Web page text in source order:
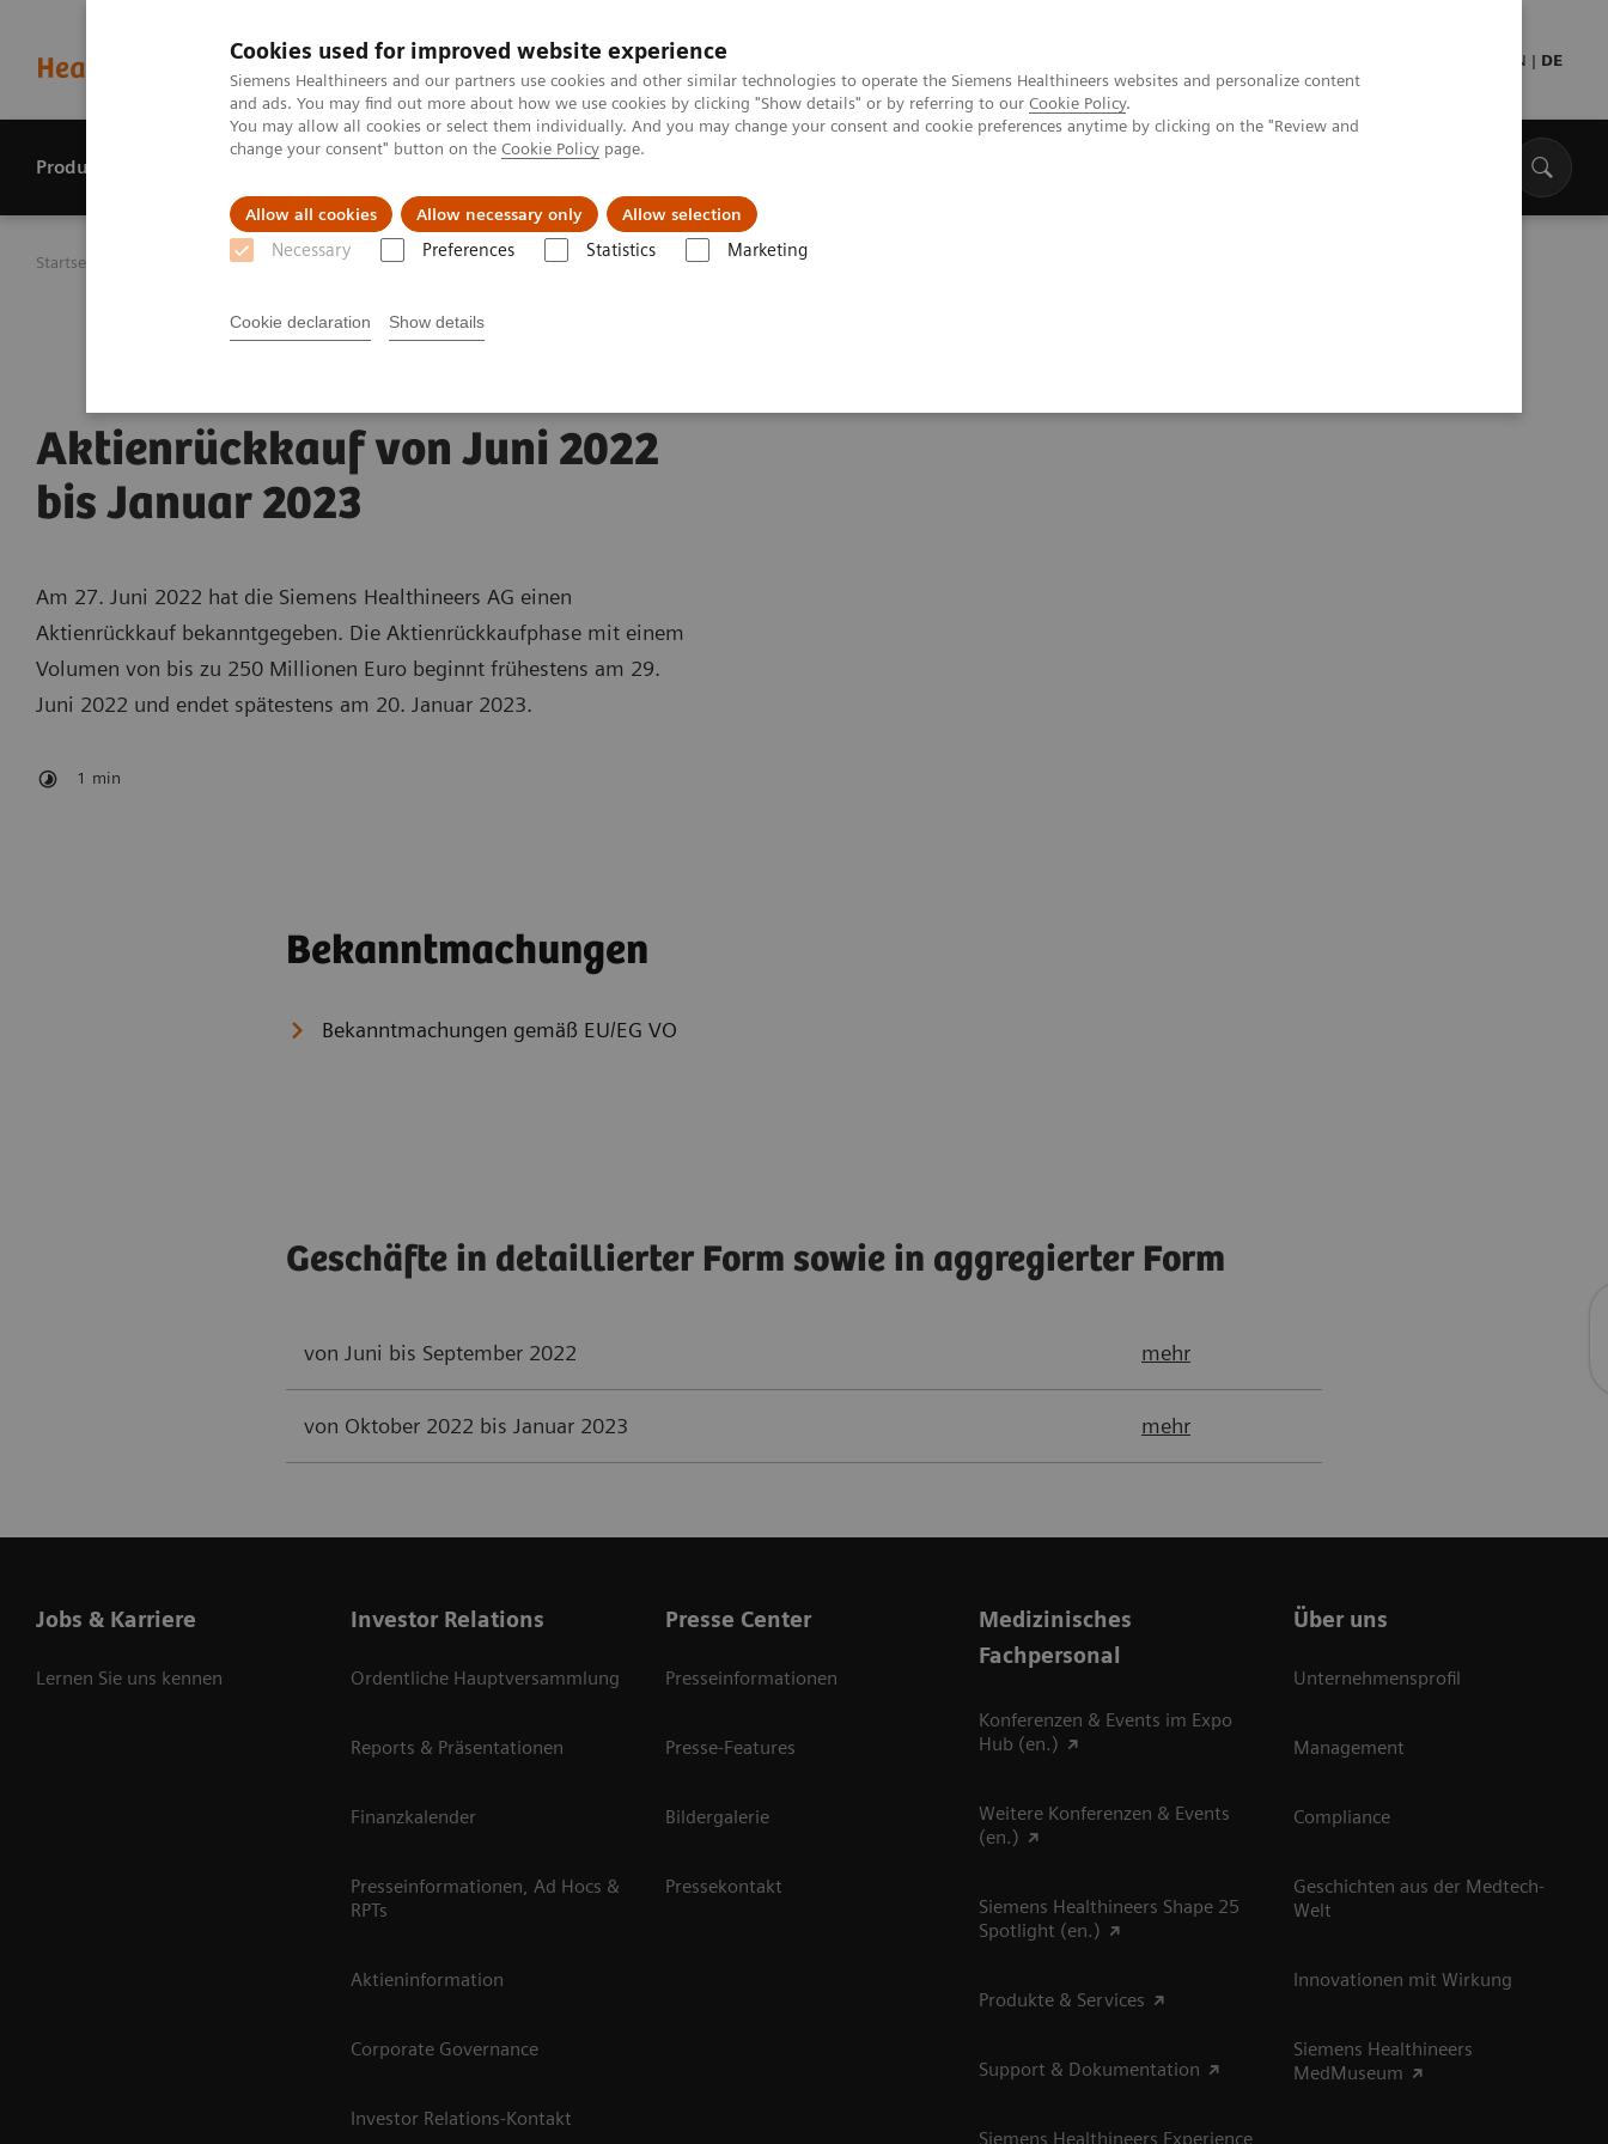
Cookies used for improved website experience
Siemens Healthineers and our partners use cookies and other similar technologies to operate the Siemens Healthineers websites and personalize content
and ads. You may find out more about how we use cookies by clicking "Show details" or by referring to our Cookie Policy.
You may allow all cookies or select them individually. And you may change your consent and cookie preferences anytime by clicking on the "Review and
change your consent" button on the Cookie Policy page.
Allow all cookies Allow necessary only Allow selection
Necessary Preferences Statistics Marketing
Cookie declaration Show details
EN | DE
Produkte & Services
Startseite Investor Relations Aktieninformation Aktienrückkauf von Juni 2022 bis Januar 2023
Aktienrückkauf von Juni 2022
bis Januar 2023
Am 27. Juni 2022 hat die Siemens Healthineers AG einen
Aktienrückkauf bekanntgegeben. Die Aktienrückkaufphase mit einem
Volumen von bis zu 250 Millionen Euro beginnt frühestens am 29.
Juni 2022 und endet spätestens am 20. Januar 2023.
1 min
Bekanntmachungen
Bekanntmachungen gemäß EU/EG VO
Geschäfte in detaillierter Form sowie in aggregierter Form
von Juni bis September 2022 mehr
von Oktober 2022 bis Januar 2023 mehr
Jobs & Karriere
Lernen Sie uns kennen
Investor Relations
Ordentliche Hauptversammlung
Reports & Präsentationen
Finanzkalender
Presseinformationen, Ad Hocs &
RPTs
Aktieninformation
Corporate Governance
Investor Relations-Kontakt
Presse Center
Presseinformationen
Presse-Features
Bildergalerie
Pressekontakt
Medizinisches
Fachpersonal
Konferenzen & Events im Expo
Hub (en.)
Weitere Konferenzen & Events
(en.)
Siemens Healthineers Shape 25
Spotlight (en.)
Produkte & Services
Support & Dokumentation
Siemens Healthineers Experience
Über uns
Unternehmensprofil
Management
Compliance
Geschichten aus der Medtech-
Welt
Innovationen mit Wirkung
Siemens Healthineers
MedMuseum